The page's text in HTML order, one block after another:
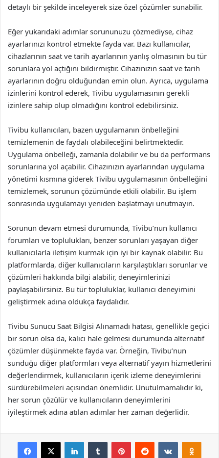
detaylı bir şekilde inceleyerek size özel çözümler sunabilir.
Eğer yukarıdaki adımlar sorununuzu çözmediyse, cihaz
ayarlarınızı kontrol etmekte fayda var. Bazı kullanıcılar,
cihazlarının saat ve tarih ayarlarının yanlış olmasının bu tür
sorunlara yol açtığını bildirmiştir. Cihazınızın saat ve tarih
ayarlarının doğru olduğundan emin olun. Ayrıca, uygulama
izinlerini kontrol ederek, Tivibu uygulamasının gerekli
izinlere sahip olup olmadığını kontrol edebilirsiniz.
Tivibu kullanıcıları, bazen uygulamanın önbelleğini
temizlemenin de faydalı olabileceğini belirtmektedir.
Uygulama önbelleği, zamanla dolabilir ve bu da performans
sorunlarına yol açabilir. Cihazınızın ayarlarından uygulama
yönetimi kısmına giderek Tivibu uygulamasının önbelleğini
temizlemek, sorunun çözümünde etkili olabilir. Bu işlem
sonrasında uygulamayı yeniden başlatmayı unutmayın.
Sorunun devam etmesi durumunda, Tivibu’nun kullanıcı
forumları ve toplulukları, benzer sorunları yaşayan diğer
kullanıcılarla iletişim kurmak için iyi bir kaynak olabilir. Bu
platformlarda, diğer kullanıcıların karşılaştıkları sorunlar ve
çözümleri hakkında bilgi alabilir, deneyimlerinizi
paylaşabilirsiniz. Bu tür topluluklar, kullanıcı deneyimini
geliştirmek adına oldukça faydalıdır.
Tivibu Sunucu Saat Bilgisi Alınamadı hatası, genellikle geçici
bir sorun olsa da, kalıcı hale gelmesi durumunda alternatif
çözümler düşünmekte fayda var. Örneğin, Tivibu’nun
sunduğu diğer platformları veya alternatif yayın hizmetlerini
değerlendirmek, kullanıcıların içerik izleme deneyimlerini
sürdürebilmeleri açısından önemlidir. Unutulmamalıdır ki,
her sorun çözülür ve kullanıcıların deneyimlerini
iyileştirmek adına atılan adımlar her zaman değerlidir.
Facebook
X LinkedInTumblr PinterestReddit VKontakte